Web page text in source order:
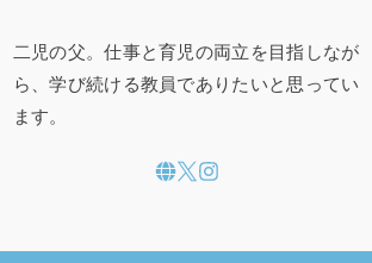
二児の父。仕事と育児の両立を目指しなが
ら、学び続ける教員でありたいと思ってい
ます。